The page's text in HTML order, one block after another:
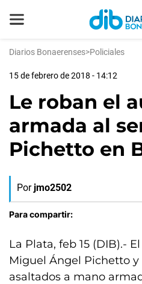
Diarios Bonaerenses>Policiales
15 de febrero de 2018 - 14:12
Le roban el
armada al
Pichetto en
Por jmo2502
Para compartir:
La Plata, feb 15 (DIB).-
Miguel Ángel Pichetto y
asaltados a mano